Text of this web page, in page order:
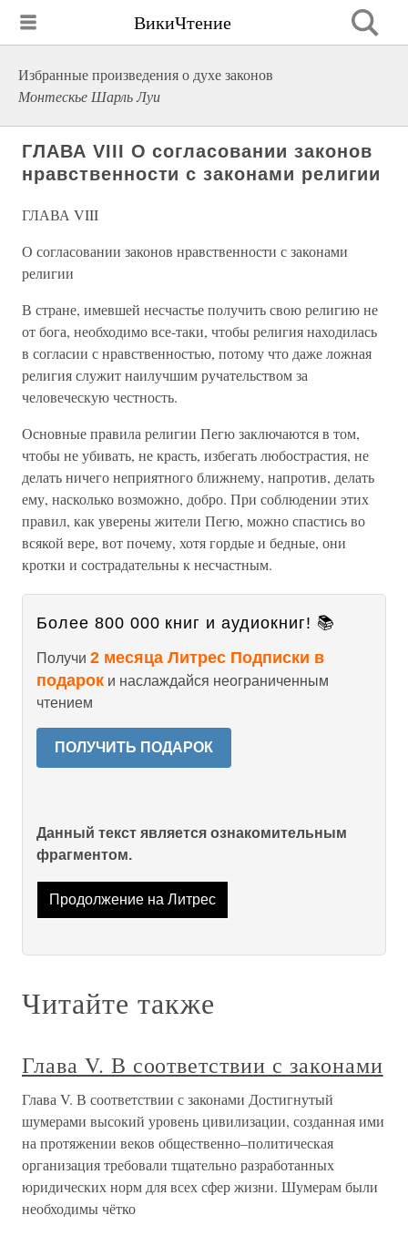
ВикиЧтение
Избранные произведения о духе законов
Монтескье Шарль Луи
ГЛАВА VIII О согласовании законов
нравственности с законами религии
ГЛАВА VIII
О согласовании законов нравственности с законами
религии
В стране, имевшей несчастье получить свою религию не
от бога, необходимо все-таки, чтобы религия находилась
в согласии с нравственностью, потому что даже ложная
религия служит наилучшим ручательством за
человеческую честность.
Основные правила религии Пегю заключаются в том,
чтобы не убивать, не красть, избегать любострастия, не
делать ничего неприятного ближнему, напротив, делать
ему, насколько возможно, добро. При соблюдении этих
правил, как уверены жители Пегю, можно спастись во
всякой вере, вот почему, хотя гордые и бедные, они
кротки и сострадательны к несчастным.
Более 800 000 книг и аудиокниг! 📚
Получи 2 месяца Литрес Подписки в
подарок и наслаждайся неограниченным
чтением
ПОЛУЧИТЬ ПОДАРОК
Данный текст является ознакомительным
фрагментом.
Продолжение на Литрес
Читайте также
Глава V. В соответствии с законами
Глава V. В соответствии с законами Достигнутый
шумерами высокий уровень цивилизации, созданная ими
на протяжении веков общественно–политическая
организация требовали тщательно разработанных
юридических норм для всех сфер жизни. Шумерам были
необходимы чётко